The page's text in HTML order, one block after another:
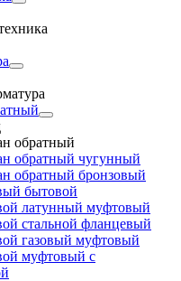
обратный
обратный чугунный
обратный бронзовый
бытовой
латунный муфтовый
стальной фланцевый
газовый муфтовый
муфтовый с